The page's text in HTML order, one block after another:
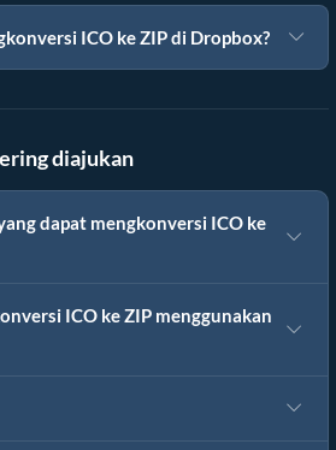
ICO ke ZIP di Dropbox?
diajukan
dapat mengkonversi ICO ke
ICO ke ZIP menggunakan